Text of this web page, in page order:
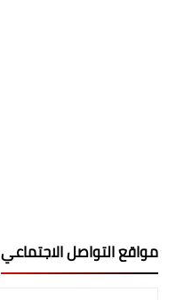
مواقع التواصل الاجتماعي